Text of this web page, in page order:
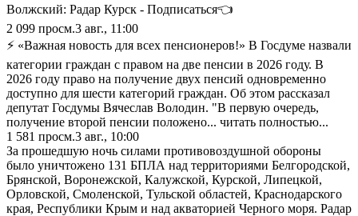
Волжский: Радар Курск - Подписаться👈
2 099 просм.3 авг., 11:00
⚡️ «Важная новость для всех пенсионеров!» В Госдуме назвали
категории граждан с правом на две пенсии в 2026 году. В
2026 году право на получение двух пенсий одновременно
доступно для шести категорий граждан. Об этом рассказал
депутат Госдумы Вячеслав Володин. "В первую очередь,
получение второй пенсии положено... читать полностью...
1 581 просм.3 авг., 10:00
За прошедшую ночь силами противовоздушной обороны
было уничтожено 131 БПЛА над территориями Белгородской,
Брянской, Воронежской, Калужской, Курской, Липецкой,
Орловской, Смоленской, Тульской областей, Краснодарского
края, Республики Крым и над акваторией Черного моря. Радар